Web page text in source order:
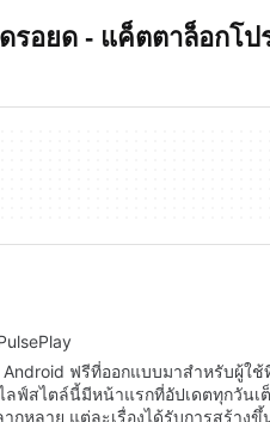
รอยด - แค็ตตาล็อกโ
ฟรีที่ออกแบบมาสำหรับผู้ใ
ฟ์สไตล์นี้มีหน้าแรกที่อัปเดตทุกวันเ
หลาย แต่ละเรื่องได้รับการสร้างขึ้